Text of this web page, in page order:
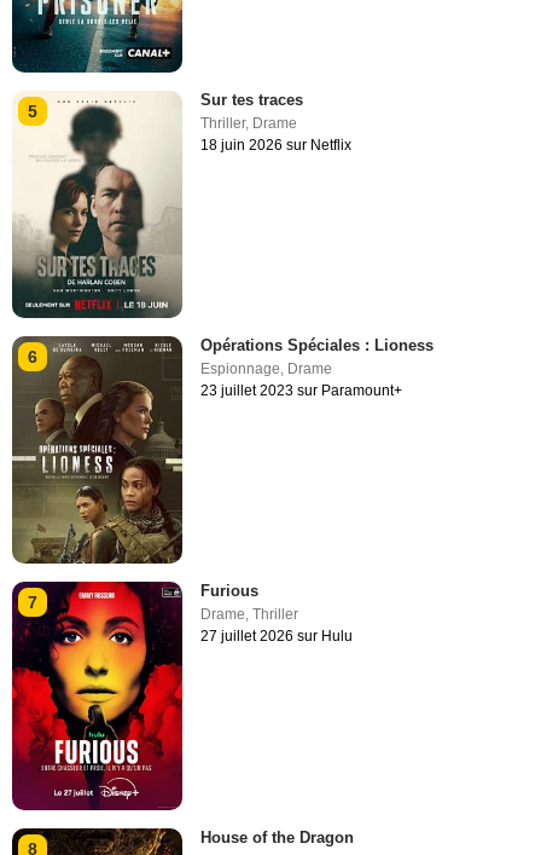
5
Sur tes traces
Thriller, Drame
18 juin 2026 sur Netflix
6
Opérations Spéciales : Lioness
Espionnage, Drame
23 juillet 2023 sur Paramount+
7
Furious
Drame,Thriller
27 juillet 2026 sur Hulu
8
House of the Dragon